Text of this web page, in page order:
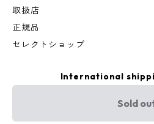
取扱店
正規品
セレクトショップ
International
Sold